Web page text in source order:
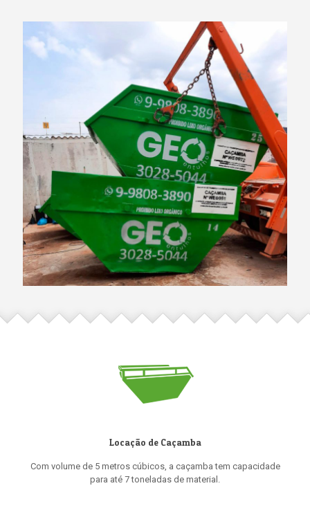
Locação de Caçamba
Com volume de 5 metros cúbicos, a caçamba tem capacidade
para até 7 toneladas de material.